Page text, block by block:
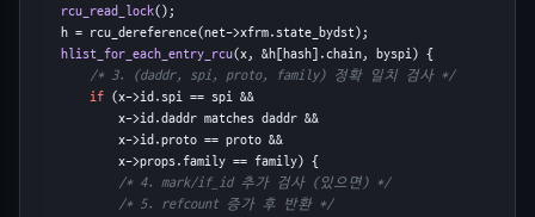
rcu_read_lock();
    h = rcu_dereference(net->xfrm.state_bydst);
hlist_for_each_entry_rcu(x, &h[hash].chain, byspi) {
/* 3. (daddr, spi, proto, family) 정확 일치 검사 */
if (x->id.spi == spi &&
            x->id.daddr matches daddr &&
            x->id.proto == proto &&
            x->props.family == family) {
/* 4. mark/if_id 추가 검사 (있으면) */
/* 5. refcount 증가 후 반환 */